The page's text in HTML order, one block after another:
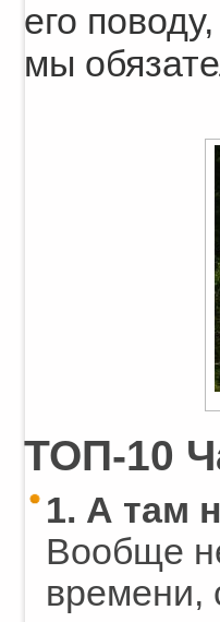
его
мы
ТОП-10
1. А там
Вообще
времени,